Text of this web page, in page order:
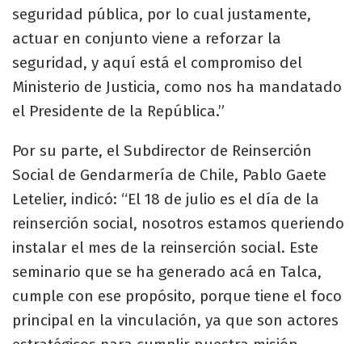
seguridad pública, por lo cual justamente,
actuar en conjunto viene a reforzar la
seguridad, y aquí está el compromiso del
Ministerio de Justicia, como nos ha mandatado
el Presidente de la República.”
Por su parte, el Subdirector de Reinserción
Social de Gendarmería de Chile, Pablo Gaete
Letelier, indicó: “El 18 de julio es el día de la
reinserción social, nosotros estamos queriendo
instalar el mes de la reinserción social. Este
seminario que se ha generado acá en Talca,
cumple con ese propósito, porque tiene el foco
principal en la vinculación, ya que son actores